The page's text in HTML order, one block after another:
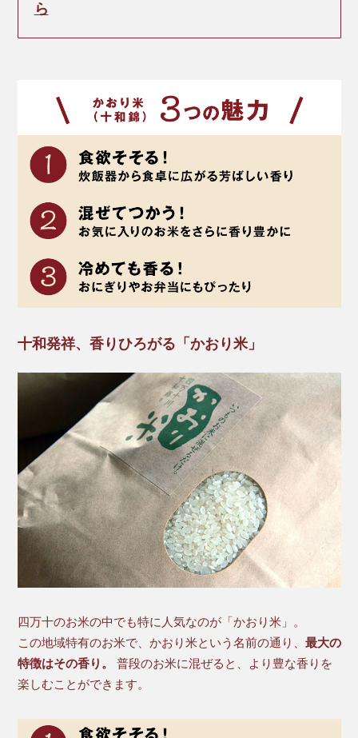
ら
十和発祥、香りひろがる「かおり米」
四万十のお米の中でも特に人気なのが「かおり米」。
この地域特有のお米で、かおり米という名前の通り、 最大の
特徴はその香り。
普段のお米に混ぜると、より豊な香りを
楽しむことができます。